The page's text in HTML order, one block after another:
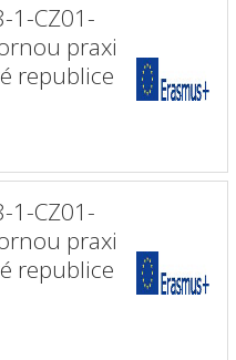
1-CZ01-
praxi
republice
1-CZ01-
praxi
republice